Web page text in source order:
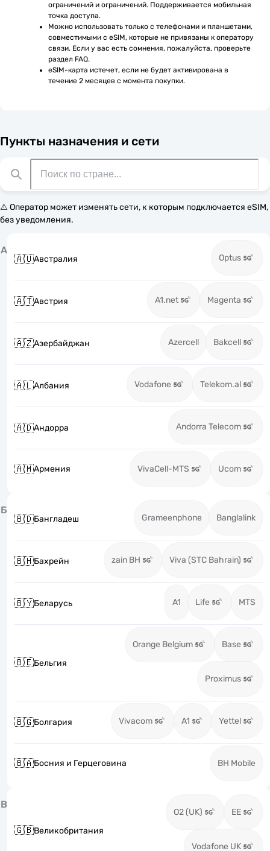
ограничений и ограничений. Поддерживается мобильная
точка доступа.
Можно использовать только с телефонами и планшетами,
совместимыми с eSIM, которые не привязаны к оператору
связи. Если у вас есть сомнения, пожалуйста, проверьте
раздел FAQ.
eSIM-карта истечет, если не будет активирована в
течение 2 месяцев с момента покупки.
Пункты назначения и сети
⚠️ Оператор может изменять сети, к которым подключается eSIM,
без уведомления.
А
🇦🇺Австралия Optus
🇦🇹Австрия A1.net Magenta
🇦🇿Азербайджан Azercell Bakcell
🇦🇱Албания Vodafone Telekom.al
🇦🇩Андорра Andorra Telecom
🇦🇲Армения VivaCell-MTS Ucom
Б
🇧🇩Бангладеш Grameenphone Banglalink
🇧🇭Бахрейн zain BH Viva (STC Bahrain)
🇧🇾Беларусь A1 Life MTS
🇧🇪Бельгия
Orange Belgium Base
Proximus
🇧🇬Болгария Vivacom A1 Yettel
🇧🇦Босния и Герцеговина BH Mobile
В
🇬🇧Великобритания
O2 (UK) EE
Vodafone UK